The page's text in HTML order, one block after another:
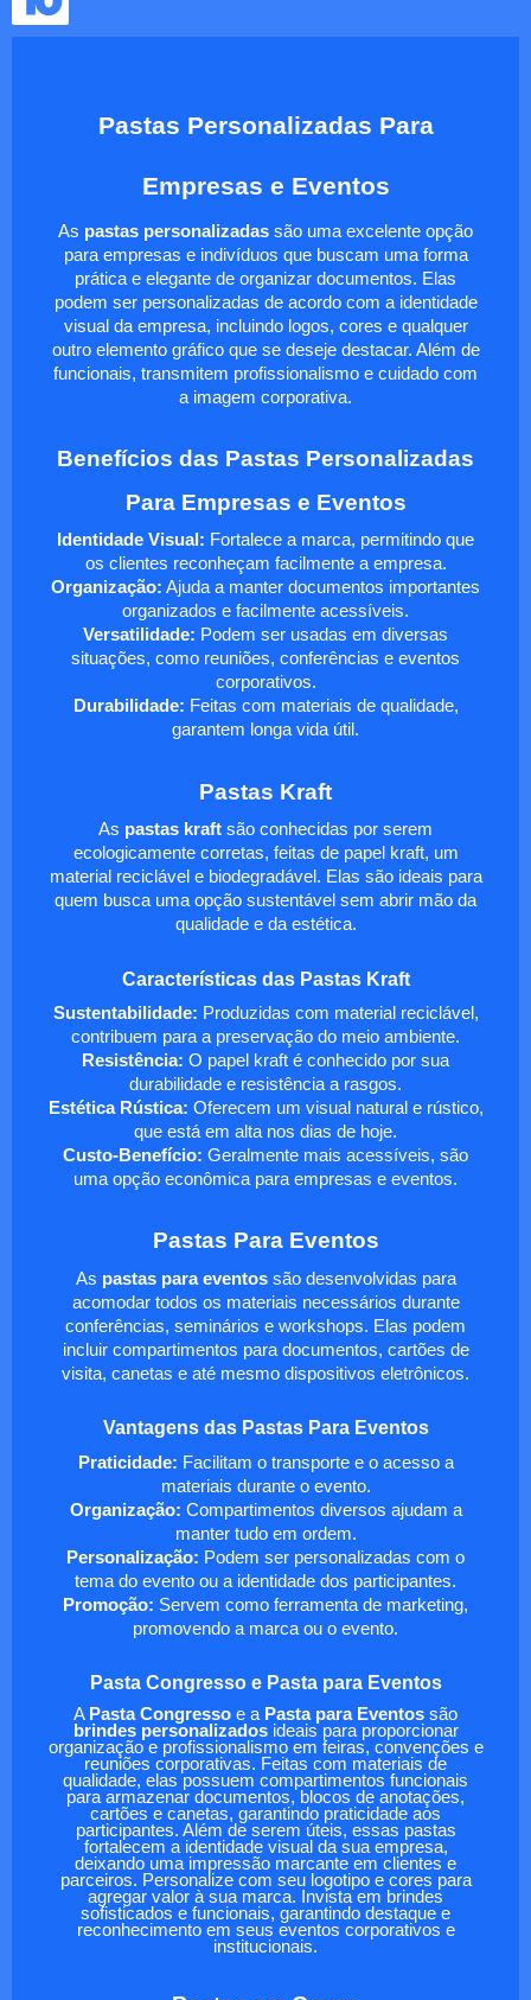
Pastas Personalizadas Para
Empresas e Eventos
As pastas personalizadas são uma excelente opção
para empresas e indivíduos que buscam uma forma
prática e elegante de organizar documentos. Elas
podem ser personalizadas de acordo com a identidade
visual da empresa, incluindo logos, cores e qualquer
outro elemento gráfico que se deseje destacar. Além de
funcionais, transmitem profissionalismo e cuidado com
a imagem corporativa.
Benefícios das Pastas Personalizadas
Para Empresas e Eventos
Identidade Visual: Fortalece a marca, permitindo que
os clientes reconheçam facilmente a empresa.
Organização: Ajuda a manter documentos importantes
organizados e facilmente acessíveis.
Versatilidade: Podem ser usadas em diversas
situações, como reuniões, conferências e eventos
corporativos.
Durabilidade: Feitas com materiais de qualidade,
garantem longa vida útil.
Pastas Kraft
As pastas kraft são conhecidas por serem
ecologicamente corretas, feitas de papel kraft, um
material reciclável e biodegradável. Elas são ideais para
quem busca uma opção sustentável sem abrir mão da
qualidade e da estética.
Características das Pastas Kraft
Sustentabilidade: Produzidas com material reciclável,
contribuem para a preservação do meio ambiente.
Resistência: O papel kraft é conhecido por sua
durabilidade e resistência a rasgos.
Estética Rústica: Oferecem um visual natural e rústico,
que está em alta nos dias de hoje.
Custo-Benefício: Geralmente mais acessíveis, são
uma opção econômica para empresas e eventos.
Pastas Para Eventos
As pastas para eventossão desenvolvidas para
acomodar todos os materiais necessários durante
conferências, seminários e workshops. Elas podem
incluir compartimentos para documentos, cartões de
visita, canetas e até mesmo dispositivos eletrônicos.
Vantagens das Pastas Para Eventos
Praticidade: Facilitam o transporte e o acesso a
materiais durante o evento.
Organização: Compartimentos diversos ajudam a
manter tudo em ordem.
Personalização: Podem ser personalizadas com o
tema do evento ou a identidade dos participantes.
Promoção: Servem como ferramenta de marketing,
promovendo a marca ou o evento.
Pasta Congresso e Pasta para Eventos
A Pasta Congresso e a Pasta para Eventos são
brindes personalizadosideais para proporcionar
organização e profissionalismo em feiras, convenções e
reuniões corporativas. Feitas com materiais de
qualidade, elas possuem compartimentos funcionais
para armazenar documentos, blocos de anotações,
cartões e canetas, garantindo praticidade aos
participantes. Além de serem úteis, essas pastas
fortalecem a identidade visual da sua empresa,
deixando uma impressão marcante em clientes e
parceiros. Personalize com seu logotipo e cores para
agregar valor à sua marca. Invista em brindes
sofisticados e funcionais, garantindo destaque e
reconhecimento em seus eventos corporativos e
institucionais.